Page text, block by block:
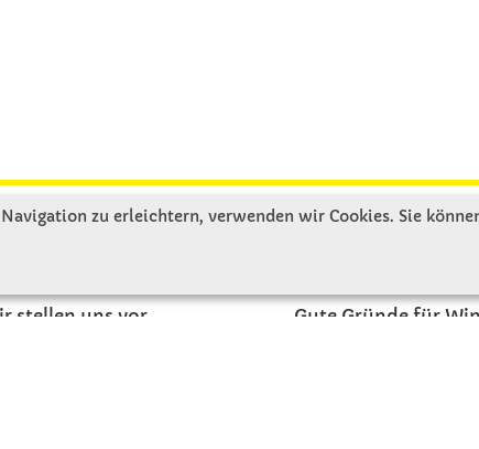
stellen uns vor
Gute Gründe für
zu erleichtern, verwenden wir Cookies. Sie